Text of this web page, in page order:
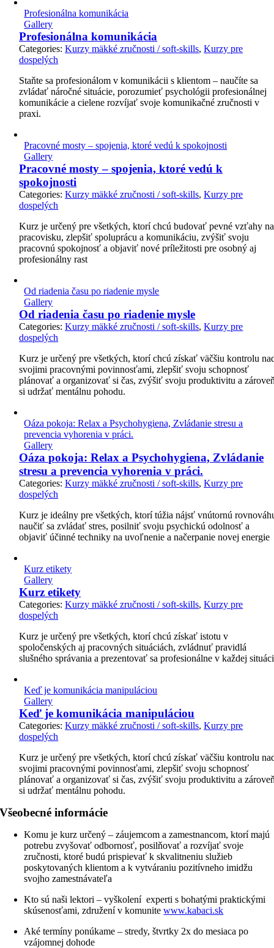
Profesionálna komunikácia
Gallery
Profesionálna komunikácia
Categories:Kurzy mäkké zručnosti / soft-skills,Kurzy pre
dospelých
Staňte sa profesionálom v komunikácii s klientom – naučíte sa
zvládať náročné situácie, porozumieť psychológii profesionálnej
komunikácie a cielene rozvíjať svoje komunikačné zručnosti v
praxi.
Pracovné mosty – spojenia, ktoré vedú k spokojnosti
Gallery
Pracovné mosty – spojenia, ktoré vedú k
spokojnosti
Categories:Kurzy mäkké zručnosti / soft-skills,Kurzy pre
dospelých
Kurz je určený pre všetkých, ktorí chcú budovať pevné vzťahy na
pracovisku, zlepšiť spoluprácu a komunikáciu, zvýšiť svoju
pracovnú spokojnosť a objaviť nové príležitosti pre osobný aj
profesionálny rast
Od riadenia času po riadenie mysle
Gallery
Od riadenia času po riadenie mysle
Categories:Kurzy mäkké zručnosti / soft-skills,Kurzy pre
dospelých
Kurz je určený pre všetkých, ktorí chcú získať väčšiu kontrolu
svojimi pracovnými povinnosťami, zlepšiť svoju schopnosť
plánovať a organizovať si čas, zvýšiť svoju produktivitu a
si udržať mentálnu pohodu.
Oáza pokoja: Relax a Psychohygiena, Zvládanie stresu a
prevencia vyhorenia v práci.
Gallery
Oáza pokoja: Relax a Psychohygiena, Zvládanie
stresu a prevencia vyhorenia v práci.
Categories:Kurzy mäkké zručnosti / soft-skills,Kurzy pre
dospelých
Kurz je ideálny pre všetkých, ktorí túžia nájsť vnútornú
naučiť sa zvládať stres, posilniť svoju psychickú odolnosť a
objaviť účinné techniky na uvoľnenie a načerpanie novej energie
Kurz etikety
Gallery
Kurz etikety
Categories:Kurzy mäkké zručnosti / soft-skills,Kurzy pre
dospelých
Kurz je určený pre všetkých, ktorí chcú získať istotu v
spoločenských aj pracovných situáciách, zvládnuť pravidlá
slušného správania a prezentovať sa profesionálne v každej
Keď je komunikácia manipuláciou
Gallery
Keď je komunikácia manipuláciou
Categories:Kurzy mäkké zručnosti / soft-skills,Kurzy pre
dospelých
Kurz je určený pre všetkých, ktorí chcú získať väčšiu kontrolu
svojimi pracovnými povinnosťami, zlepšiť svoju schopnosť
plánovať a organizovať si čas, zvýšiť svoju produktivitu a
si udržať mentálnu pohodu.
Všeobecné informácie
Komu je kurz určený – záujemcom a zamestnancom, ktorí majú
potrebu zvyšovať odbornosť, posilňovať a rozvíjať svoje
zručnosti, ktoré budú prispievať k skvalitneniu služieb
poskytovaných klientom a k vytváraniu pozitívneho imidžu
svojho zamestnávateľa
Kto sú naši lektori – vyškolení experti s bohatými praktickými
skúsenosťami, združení v komunitewww.kabaci.sk
Aké termíny ponúkame – stredy, štvrtky 2x do mesiaca po
vzájomnej dohode